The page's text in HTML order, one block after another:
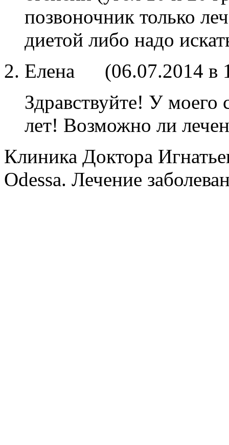
позвоночник только
диетой либо надо
Елена (06.07.2014 в
Здравствуйте! У моего
лет! Возможно ли
Клиника Доктора
Odessa. Лечение